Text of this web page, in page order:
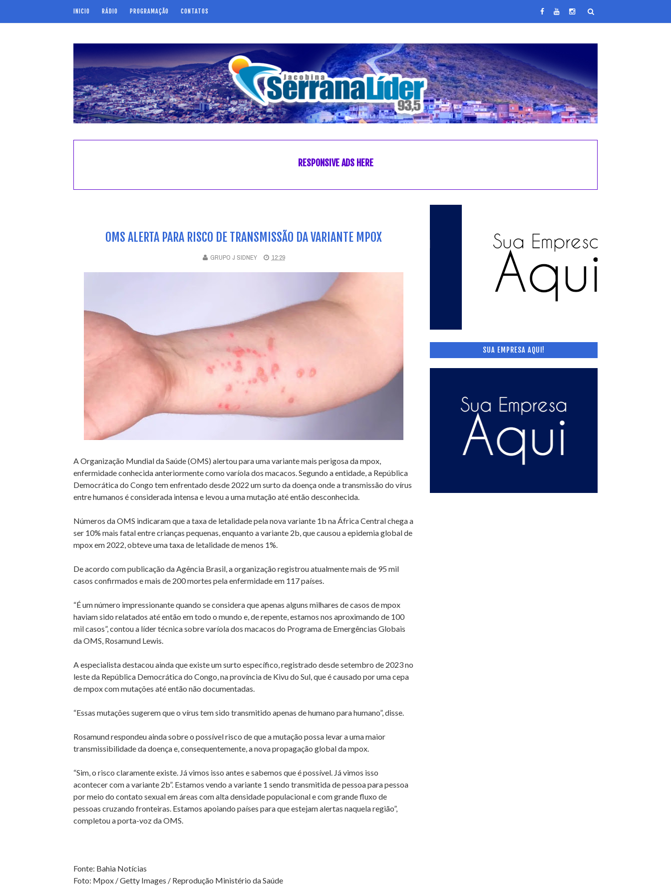
INICIO RÁDIO PROGRAMAÇÃO CONTATOS
RESPONSIVE ADS HERE
OMS ALERTA PARA RISCO DE TRANSMISSÃO DA VARIANTE MPOX
GRUPO J SIDNEY 12:29
A Organização Mundial da Saúde (OMS) alertou para uma variante mais perigosa da mpox,
enfermidade conhecida anteriormente como varíola dos macacos. Segundo a entidade, a República
Democrática do Congo tem enfrentado desde 2022 um surto da doença onde a transmissão do vírus
entre humanos é considerada intensa e levou a uma mutação até então desconhecida.
Números da OMS indicaram que a taxa de letalidade pela nova variante 1b na África Central chega a
ser 10% mais fatal entre crianças pequenas, enquanto a variante 2b, que causou a epidemia global de
mpox em 2022, obteve uma taxa de letalidade de menos 1%.
De acordo com publicação da Agência Brasil, a organização registrou atualmente mais de 95 mil
casos confirmados e mais de 200 mortes pela enfermidade em 117 países.
“É um número impressionante quando se considera que apenas alguns milhares de casos de mpox
haviam sido relatados até então em todo o mundo e, de repente, estamos nos aproximando de 100
mil casos”, contou a líder técnica sobre varíola dos macacos do Programa de Emergências Globais
da OMS, Rosamund Lewis.
A especialista destacou ainda que existe um surto específico, registrado desde setembro de 2023 no
leste da República Democrática do Congo, na província de Kivu do Sul, que é causado por uma cepa
de mpox com mutações até então não documentadas.
“Essas mutações sugerem que o vírus tem sido transmitido apenas de humano para humano”, disse.
Rosamund respondeu ainda sobre o possível risco de que a mutação possa levar a uma maior
transmissibilidade da doença e, consequentemente, a nova propagação global da mpox.
“Sim, o risco claramente existe. Já vimos isso antes e sabemos que é possível. Já vimos isso
acontecer com a variante 2b”. Estamos vendo a variante 1 sendo transmitida de pessoa para pessoa
por meio do contato sexual em áreas com alta densidade populacional e com grande fluxo de
pessoas cruzando fronteiras. Estamos apoiando países para que estejam alertas naquela região”,
completou a porta-voz da OMS.
Fonte: Bahia Notícias
Foto: Mpox / Getty Images / Reprodução Ministério da Saúde
SUA EMPRESA AQUI!